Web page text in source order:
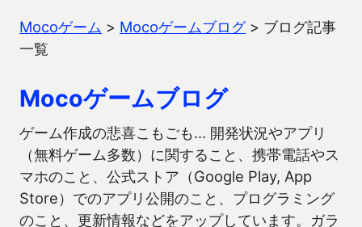
Mocoゲーム > Mocoゲームブログ> ブログ記事
一覧
Mocoゲームブログ
ゲーム作成の悲喜こもごも… 開発状況やアプリ
（無料ゲーム多数）に関すること、携帯電話やス
マホのこと、公式ストア（Google Play, App
Store）でのアプリ公開のこと、プログラミング
のこと、更新情報などをアップしています。ガラ